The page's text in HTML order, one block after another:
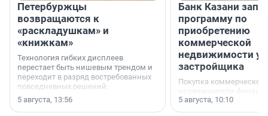
Петербуржцы
возвращаются к
«раскладушкам» и
«книжкам»
Технология гибких дисплеев
перестает быть нишевым трендом и
переходит в разряд востребованных
повседневных решений.
5 августа, 13:56
Банк Казани
программу по
приобретению
коммерческой
недвижимости у
застройщика
Покупка коммерческой
недвижимости
инструмент,
предпринимателей.
5 августа, 10:10